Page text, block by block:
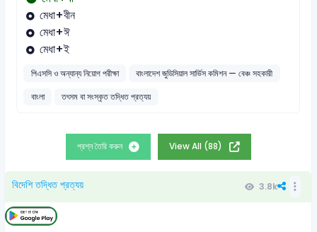
মেধা+বীন
মেধা+ঈ
মেধা+ই
পিএসসি ও অন্যান্য নিয়োগ পরীক্ষা
বাংলাদেশ জুডিসিয়াল সার্ভিস কমিশন — বেঞ্চ সহকারী
বাংলা
তৎসম বা সংস্কৃত তদ্ধিত প্রত্যয়
প্রশ্ন তৈরি করুন View All (88)
বিদেশি তদ্ধিত প্রত্যয় 3.8k